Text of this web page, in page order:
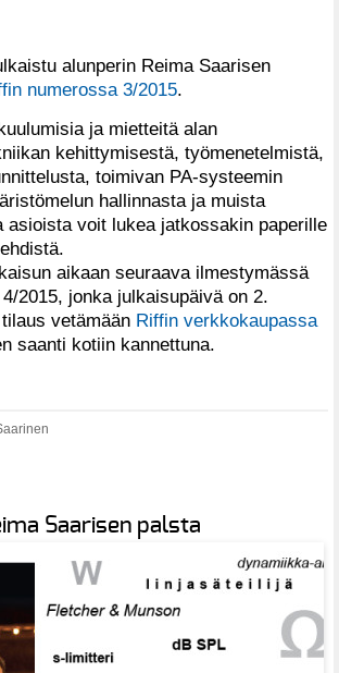
alunperin Reima Saarisen
numerossa 3/2015.
ja mietteitä alan
kehittymisestä, työmenetelmistä,
toimivan PA-systeemin
hallinnasta ja muista
asioista voit lukea jatkossakin paperille
aikaan seuraava ilmestymässä
2015, jonka julkaisupäivä on 2.
vetämään Riffin verkkokaupassa
saanti kotiin kannettuna.
Saarisen palsta